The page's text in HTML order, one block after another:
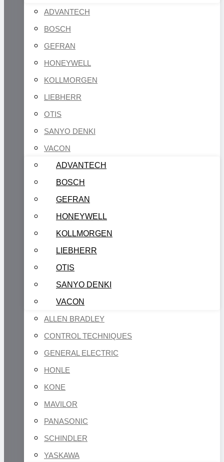
ADVANTECH
BOSCH
GEFRAN
HONEYWELL
KOLLMORGEN
LIEBHERR
OTIS
SANYO DENKI
VACON
ADVANTECH
BOSCH
GEFRAN
HONEYWELL
KOLLMORGEN
LIEBHERR
OTIS
SANYO DENKI
VACON
ALLEN BRADLEY
CONTROL TECHNIQUES
GENERAL ELECTRIC
HONLE
KONE
MAVILOR
PANASONIC
SCHINDLER
YASKAWA